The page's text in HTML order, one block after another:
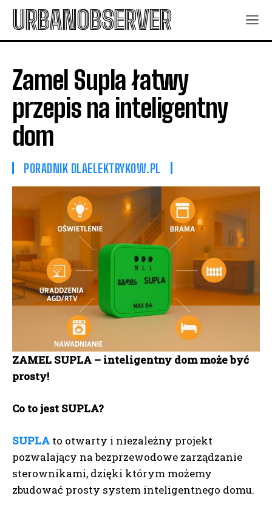
URBANOBSERVER
Zamel Supla łatwy
przepis na inteligentny
dom
PORADNIK DLAELEKTRYKOW.PL
ZAMEL SUPLA – inteligentny dom może być
prosty!
Co to jest SUPLA?
SUPLA to otwarty i niezależny projekt
pozwalający na bezprzewodowe zarządzanie
sterownikami, dzięki którym możemy
zbudować prosty system inteligentnego domu.